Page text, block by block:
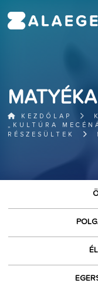
KEZDŐLAP
„KULTÚRA
RÉSZESÜLTEK